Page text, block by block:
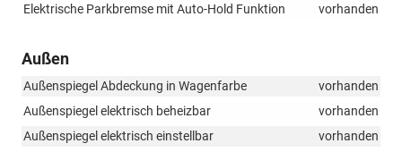
Elektrische Parkbremse mit Auto-Hold Funktion
vorhanden
Außen
Außenspiegel Abdeckung in Wagenfarbe
vorhanden
Außenspiegel elektrisch beheizbar
vorhanden
Außenspiegel elektrisch einstellbar
vorhanden